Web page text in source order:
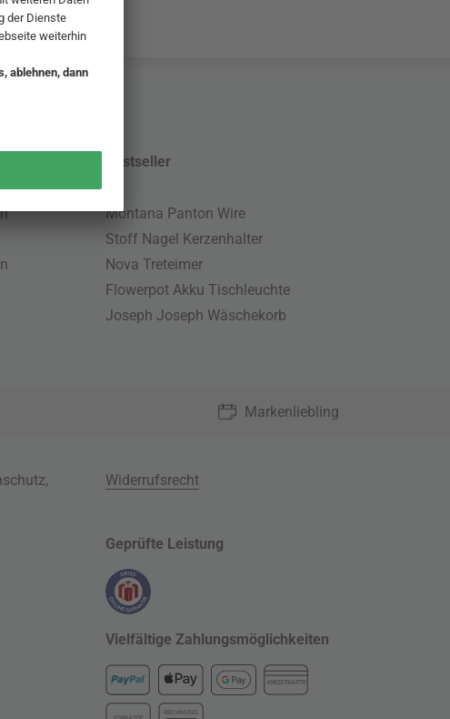
Bestseller
Montana Panton Wire
Stoff Nagel Kerzenhalter
Nova Treteimer
Flowerpot Akku Tischleuchte
Joseph Joseph Wäschekorb
Markenliebling
,
Widerrufsrecht
Geprüfte Leistung
Vielfältige Zahlungsmöglichkeiten
KREDITKARTE
RECHNUNG